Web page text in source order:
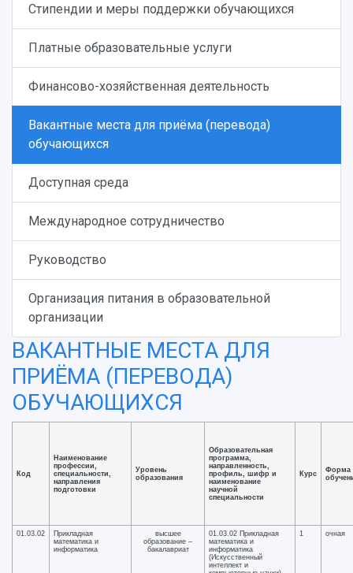
Стипендии и меры поддержки обучающихся
Платные образовательные услуги
Финансово-хозяйственная деятельность
Вакантные места для приёма (перевода)
обучающихся
Доступная среда
Международное сотрудничество
Руководство
Организация питания в образовательной
организации
ВАКАНТНЫЕ МЕСТА ДЛЯ
ПРИЁМА (ПЕРЕВОДА)
ОБУЧАЮЩИХСЯ
Код
Наименование
профессии,
специальности,
направления
подготовки
Уровень
образования
Образовательная
программа,
направленность,
профиль, шифр и
наименование
научной
специальности
Курс
Форма
01.03.02
Прикладная
математика и
информатика
высшее
образование –
бакалавриат
01.03.02 Прикладная
математика и
информатика
(Искусственный
интеллект и
1 очная